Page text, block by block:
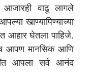
वाढू लागले
खाण्यापिण्याच्या
आहार घेतला पाहिजे.
आपण मानसिक आणि
आपला सर्व आनंद